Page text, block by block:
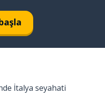
İtalya seyahati